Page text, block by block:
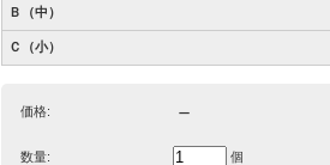
Ｂ（中）
Ｃ（小）
価格: －
数量: 個